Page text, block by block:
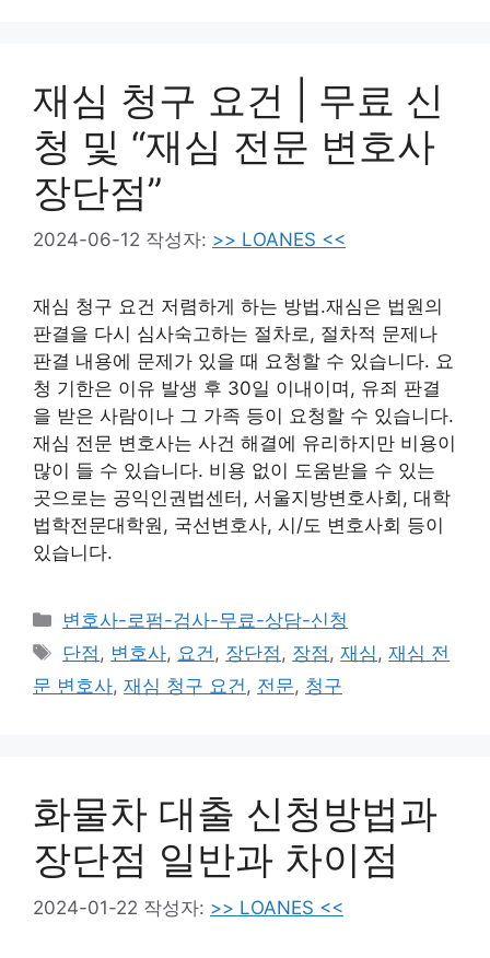
재심 청구 요건 | 무료 신
청 및 “재심 전문 변호사
장단점”
2024-06-12 작성자: >> LOANES <<
재심 청구 요건 저렴하게 하는 방법.재심은 법원의
판결을 다시 심사숙고하는 절차로, 절차적 문제나
판결 내용에 문제가 있을 때 요청할 수 있습니다. 요
청 기한은 이유 발생 후 30일 이내이며, 유죄 판결
을 받은 사람이나 그 가족 등이 요청할 수 있습니다.
재심 전문 변호사는 사건 해결에 유리하지만 비용이
많이 들 수 있습니다. 비용 없이 도움받을 수 있는
곳으로는 공익인권법센터, 서울지방변호사회, 대학
법학전문대학원, 국선변호사, 시/도 변호사회 등이
있습니다.
카
테
리
변호사-로펌-검사-무료-상담-신청
태
그
단점, 변호사, 요건, 장단점, 장점,재심,재심 전
문 변호사, 재심 청구 요건, 전문, 청구
화물차 대출 신청방법과
장단점 일반과 차이점
2024-01-22 작성자: >> LOANES <<